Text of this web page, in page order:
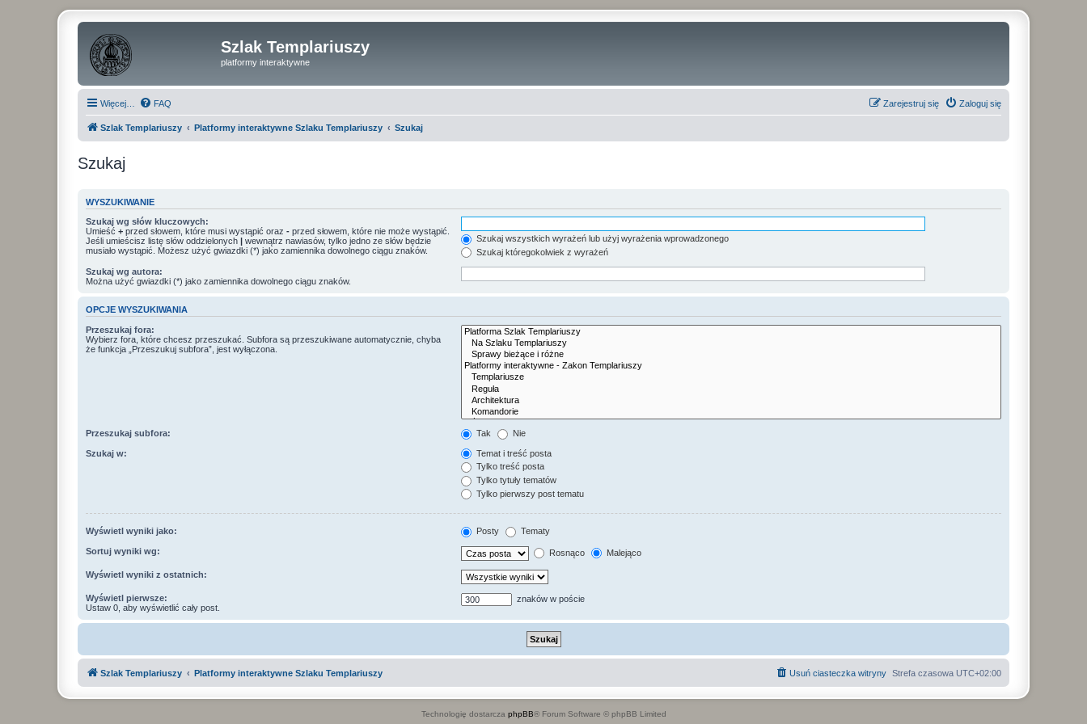
Szlak Templariuszy
platformy interaktywne
Więcej… FAQ Zaloguj się
Zarejestruj się
Szlak Templariuszy Platformy interaktywne Szlaku Templariuszy Szukaj
Szukaj
WYSZUKIWANIE
Szukaj wg słów kluczowych:
Umieść + przed słowem, które musi wystąpić oraz - przed słowem, które nie może wystąpić.
Jeśli umieścisz listę słów oddzielonych | wewnątrz nawiasów, tylko jedno ze słów będzie
musiało wystąpić. Możesz użyć gwiazdki (*) jako zamiennika dowolnego ciągu znaków.
Szukaj wszystkich wyrażeń lub użyj wyrażenia wprowadzonego
Szukaj któregokolwiek z wyrażeń
Szukaj wg autora:
Można użyć gwiazdki (*) jako zamiennika dowolnego ciągu znaków.
OPCJE WYSZUKIWANIA
Przeszukaj fora:
Wybierz fora, które chcesz przeszukać. Subfora są przeszukiwane automatycznie, chyba
że funkcja „Przeszukuj subfora”, jest wyłączona.
Przeszukaj subfora: Tak Nie
Szukaj w:
Temat i treść posta
Tylko treść posta
Tylko tytuły tematów
Tylko pierwszy post tematu
Wyświetl wyniki jako: Posty Tematy
Sortuj wyniki wg: Rosnąco Malejąco
Wyświetl wyniki z ostatnich:
Wyświetl pierwsze:
Ustaw 0, aby wyświetlić cały post.
znaków w poście
Szlak Templariuszy Platformy interaktywne Szlaku Templariuszy Strefa czasowa UTC+02:00
Usuń ciasteczka witryny
Technologię dostarcza phpBB® Forum Software © phpBB Limited